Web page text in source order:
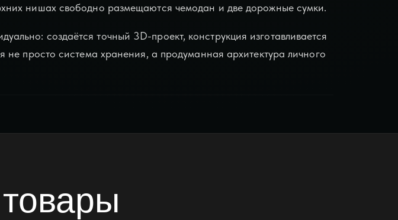
нишах свободно размещаются чемодан и две дорожные сумки.
создаётся точный 3D-проект, конструкция изготавливается
просто система хранения, а продуманная архитектура личного